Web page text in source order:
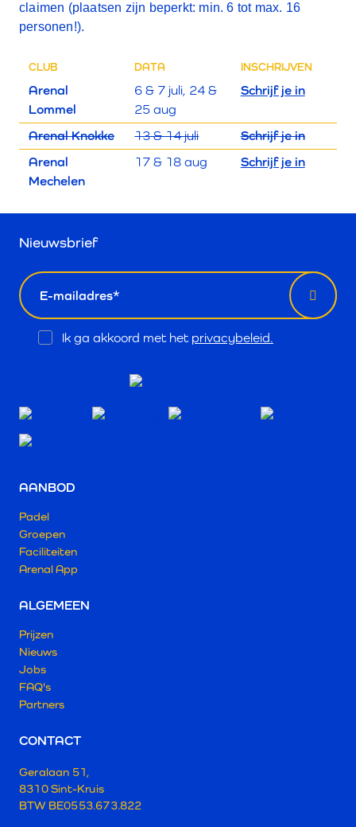
claimen (plaatsen zijn beperkt: min. 6 tot max. 16
personen!).
CLUB DATA INSCHRIJVEN
Arenal
Lommel
6 & 7 juli, 24 &
25 aug
Schrijf je in
Arenal Knokke 13 & 14 juli
Schrijf je in
Arenal
Mechelen
17 & 18 aug Schrijf je in
Nieuwsbrief
email
Opt
Ik ga akkoord met het privacybeleid.
AANBOD
Padel
Groepen
Faciliteiten
Arenal App
ALGEMEEN
Prijzen
Nieuws
Jobs
FAQ's
Partners
CONTACT
Geralaan 51,
8310 Sint-Kruis
BTW BE0553.673.822